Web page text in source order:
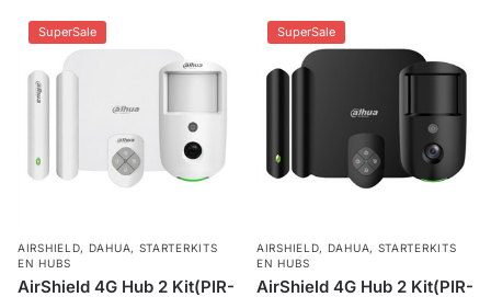
SuperSale
AIRSHIELD, DAHUA, STARTERKITS
EN HUBS
AirShield 4G Hub 2 Kit(PIR-
SuperSale
AIRSHIELD, DAHUA, STARTERKITS
EN HUBS
AirShield 4G Hub 2 Kit(PIR-